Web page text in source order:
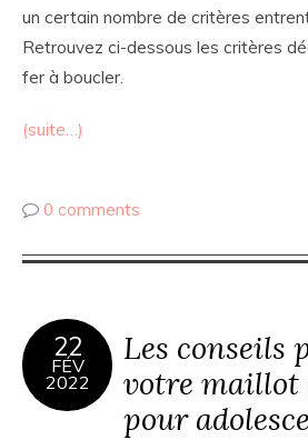
un certain nombre de critères
Retrouvez ci-dessous les critères
fer à boucler.
(suite…)
0 comments
22
FÉV
2022
Les conseils
votre maillot
pour